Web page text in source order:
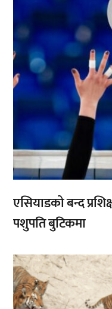
एसियाडको बन्द
पशुपति बुटिकमा